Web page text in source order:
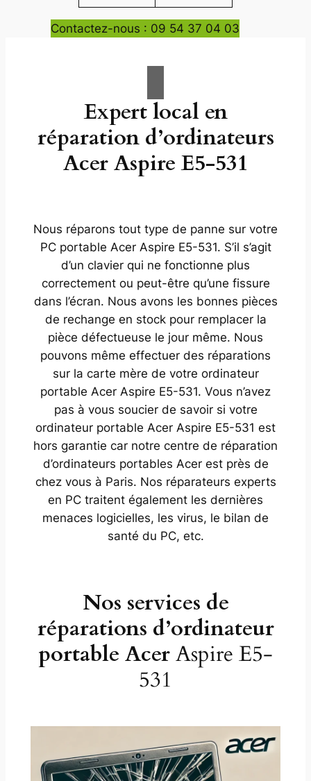
Contactez-nous : 09 54 37 04 03
Expert local en
réparation d’ordinateurs
Acer Aspire E5-531
Nous réparons tout type de panne sur votre
PC portable Acer Aspire E5-531. S’il s’agit
d’un clavier qui ne fonctionne plus
correctement ou peut-être qu’une fissure
dans l’écran. Nous avons les bonnes pièces
de rechange en stock pour remplacer la
pièce défectueuse le jour même. Nous
pouvons même effectuer des réparations
sur la carte mère de votre ordinateur
portable Acer Aspire E5-531. Vous n’avez
pas à vous soucier de savoir si votre
ordinateur portable Acer Aspire E5-531 est
hors garantie car notre centre de réparation
d’ordinateurs portables Acer est près de
chez vous à Paris. Nos réparateurs experts
en PC traitent également les dernières
menaces logicielles, les virus, le bilan de
santé du PC, etc.
Nos services de
réparations d’ordinateur
portable AcerAspire E5-
531